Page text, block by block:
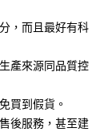
，而且最好有科
產來源同品質控
買到假貨。
後服務，甚至建